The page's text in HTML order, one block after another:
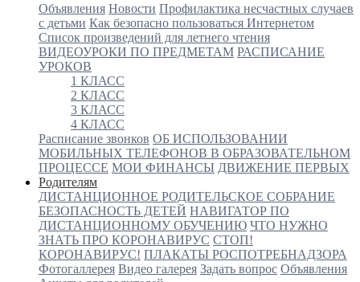
Объявления Новости Профилактика несчастных случаев
с детьми Как безопасно пользоваться Интернетом
Список произведений для летнего чтения
ВИДЕОУРОКИ ПО ПРЕДМЕТАМ РАСПИСАНИЕ
УРОКОВ
1 КЛАСС
2 КЛАСС
3 КЛАСС
4 КЛАСС
Расписание звонков ОБ ИСПОЛЬЗОВАНИИ
МОБИЛЬНЫХ ТЕЛЕФОНОВ В ОБРАЗОВАТЕЛЬНОМ
ПРОЦЕССЕ МОИ ФИНАНСЫ ДВИЖЕНИЕ ПЕРВЫХ
Родителям
ДИСТАНЦИОННОЕ РОДИТЕЛЬСКОЕ СОБРАНИЕ
БЕЗОПАСНОСТЬ ДЕТЕЙ НАВИГАТОР ПО
ДИСТАНЦИОННОМУ ОБУЧЕНИЮ ЧТО НУЖНО
ЗНАТЬ ПРО КОРОНАВИРУС СТОП!
КОРОНАВИРУС! ПЛАКАТЫ РОСПОТРЕБНАДЗОРА
Фотогаллерея Видео галерея Задать вопрос Объявления